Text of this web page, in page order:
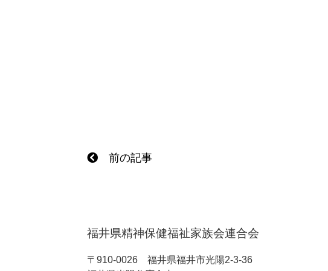
前の記事
福井県精神保健福祉家族会連合会
〒910-0026 福井県福井市光陽2-3-36